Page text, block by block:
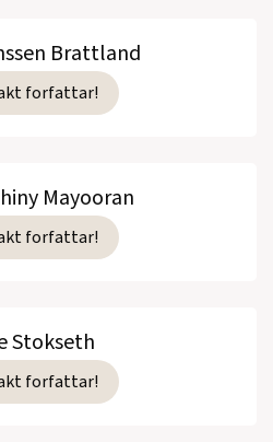
Brattland
forfattar!
Mayooran
forfattar!
Stokseth
forfattar!